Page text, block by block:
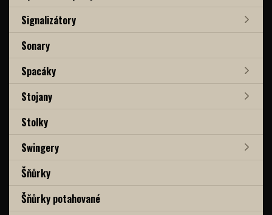
Signalizátory
Sonary
Spacáky
Stojany
Stolky
Swingery
Šňůrky
Šňůrky potahované